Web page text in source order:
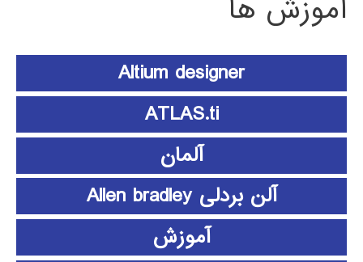
آموزش ها
Altium designer
ATLAS.ti
آلمان
آلن بردلی Allen bradley
آموزش